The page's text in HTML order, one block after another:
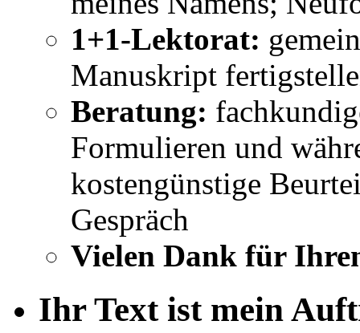
1+1-Lektorat:
Manuskript
Beratung:
Formulieren und
kostengünstige
Gespräch
Vielen Dank für
Ihr Text ist mein